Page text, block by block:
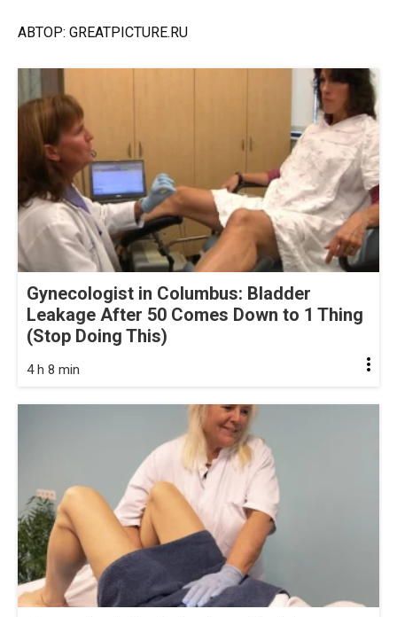
АВТОР: GREATPICTURE.RU
Gynecologist in Columbus: Bladder
Leakage After 50 Comes Down to 1 Thing
(Stop Doing This)
4 h 8 min